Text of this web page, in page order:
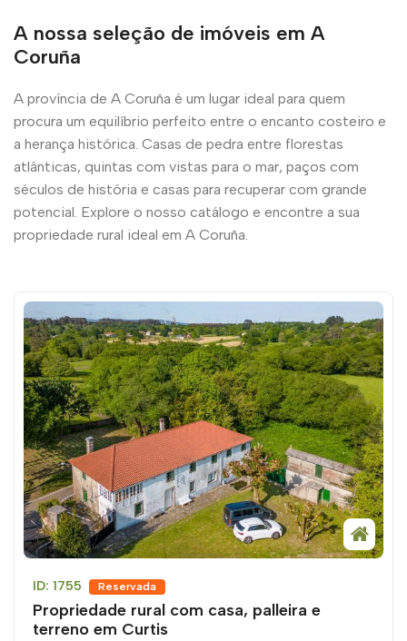
A nossa seleção de imóveis em A
Coruña
A província de A Coruña é um lugar ideal para quem
procura um equilíbrio perfeito entre o encanto costeiro e
a herança histórica. Casas de pedra entre florestas
atlânticas, quintas com vistas para o mar, paços com
séculos de história e casas para recuperar com grande
potencial. Explore o nosso catálogo e encontre a sua
propriedade rural ideal em A Coruña.
ID: 1755 Reservada
Propriedade rural com casa, palleira e
terreno em Curtis